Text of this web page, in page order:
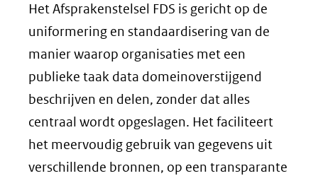
Het Afsprakenstelsel FDS is gericht op de
uniformering en standaardisering van de
manier waarop organisaties met een
publieke taak data domeinoverstijgend
beschrijven en delen, zonder dat alles
centraal wordt opgeslagen. Het faciliteert
het meervoudig gebruik van gegevens uit
verschillende bronnen, op een transparante